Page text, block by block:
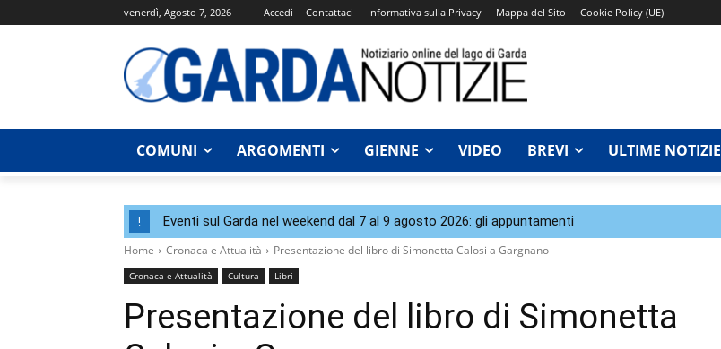
venerdì, Agosto 7, 2026 Accedi Contattaci Informativa sulla Privacy Mappa del Sito Cookie Policy (UE)
COMUNI ARGOMENTI GIENNE VIDEO BREVI ULTIME NOTIZIE
! Eventi sul Garda nel weekend dal 7 al 9 agosto 2026: gli appuntamenti
Home Cronaca e Attualità Presentazione del libro di Simonetta Calosi a Gargnano
Cronaca e Attualità Cultura Libri
Presentazione del libro di Simonetta